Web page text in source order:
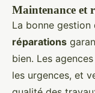
Maintenance et
La bonne gestion
réparations
bien. Les
les urgences, et